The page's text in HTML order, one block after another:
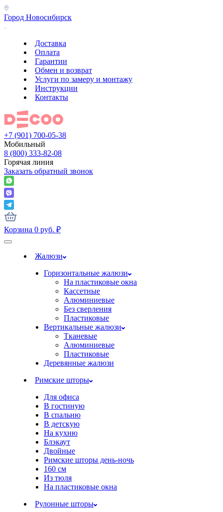
Город Новосибирск
Доставка
Оплата
Гарантии
Обмен и возврат
Услуги по замеру и монтажу
Инструкции
Контакты
+7 (901) 700-05-38
Мобильный
8 (800) 333-82-08
Горячая линия
Заказать обратный звонок
Корзина 0 руб. ₽
Жалюзи
Горизонтальные жалюзи
На пластиковые окна
Кассетные
Алюминиевые
Без сверления
Пластиковые
Вертикальные жалюзи
Тканевые
Алюминиевые
Пластиковые
Деревянные жалюзи
Римские шторы
Для офиса
В гостиную
В спальню
В детскую
На кухню
Блэкаут
Двойные
Римские шторы день-ночь
160 см
Из тюля
На пластиковые окна
Рулонные шторы